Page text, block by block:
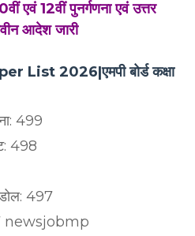
एवं 12वीं पुनर्गणना एवं उत्तर
आदेश जारी
List 2026|एमपी बोर्ड कक्षा
499
498
497
newsjobmp